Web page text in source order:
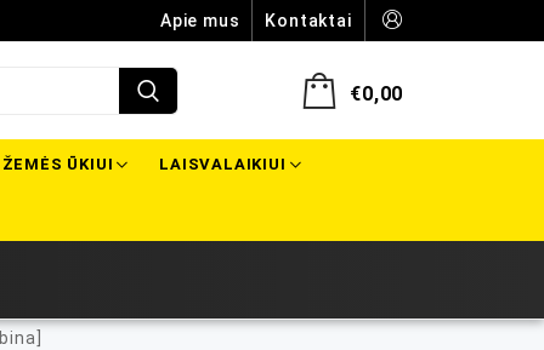
Apie mus Kontaktai
€0,00
ŽEMĖS ŪKIUI LAISVALAIKIUI